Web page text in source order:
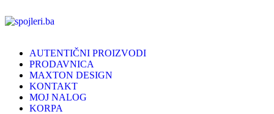
AUTENTIČNI PROIZVODI
PRODAVNICA
MAXTON DESIGN
KONTAKT
MOJ NALOG
KORPA